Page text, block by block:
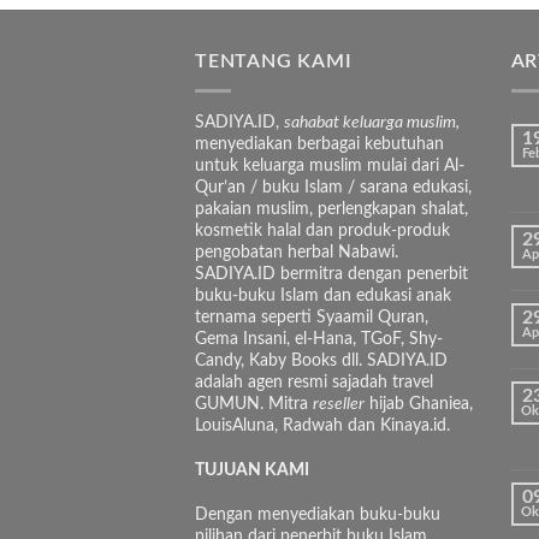
TENTANG KAMI
SADIYA.ID, sahabat keluarga muslim,
menyediakan berbagai kebutuhan
untuk keluarga muslim mulai dari Al-
Qur’an / buku Islam / sarana edukasi,
pakaian muslim, perlengkapan shalat,
kosmetik halal dan produk-produk
pengobatan herbal Nabawi.
SADIYA.ID bermitra dengan penerbit
buku-buku Islam dan edukasi anak
ternama seperti Syaamil Quran,
Gema Insani, el-Hana, TGoF, Shy-
Candy, Kaby Books dll. SADIYA.ID
adalah agen resmi sajadah travel
GUMUN. Mitra reseller hijab Ghaniea,
LouisAluna, Radwah dan Kinaya.id.
TUJUAN KAMI
Dengan menyediakan buku-buku